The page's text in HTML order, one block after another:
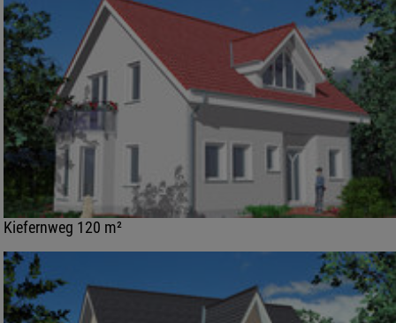
Kiefernweg 120 m²